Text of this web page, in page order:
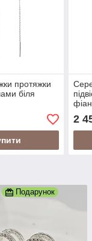
протяжки
біля
2
Подарунок